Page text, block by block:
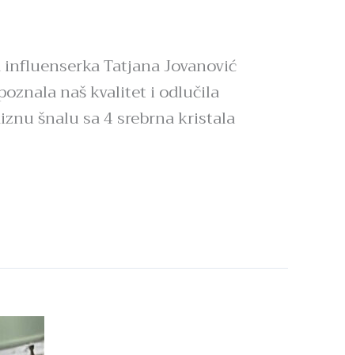
Tatjana Jovanović
naš kvalitet i odlučila
šnalu sa 4 srebrna kristala